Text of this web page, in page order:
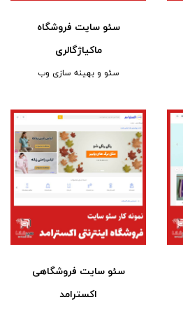
سئو سایت فروشگاه
ماکیاژگالری
سئو و بهینه سازی وب
سئو سایت فروشگاهی
اکسترامد